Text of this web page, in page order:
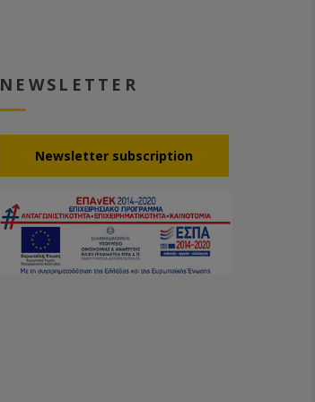
NEWSLETTER
Νewsletter subscription